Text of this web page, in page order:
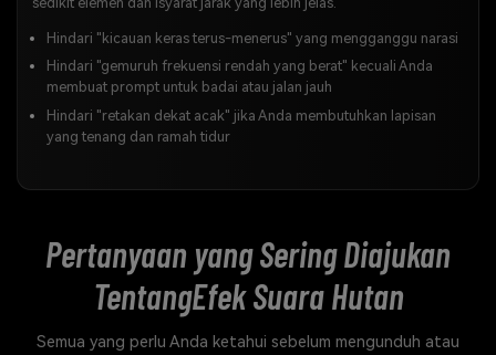
Hindari "kicauan keras terus-menerus" yang mengganggu narasi
Hindari "gemuruh frekuensi rendah yang berat" kecuali Anda
membuat prompt untuk badai atau jalan jauh
Hindari "retakan dekat acak" jika Anda membutuhkan lapisan
yang tenang dan ramah tidur
Pertanyaan yang Sering Diajukan
TentangEfek Suara Hutan
Semua yang perlu Anda ketahui sebelum mengunduh atau